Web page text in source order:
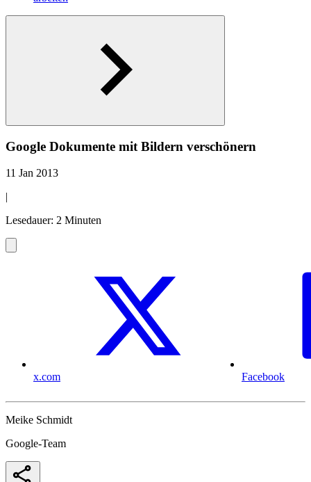
Google Dokumente mit Bildern verschönern
11 Jan 2013
|
Lesedauer: 2 Minuten
x.com Facebook
Meike Schmidt
Google-Team